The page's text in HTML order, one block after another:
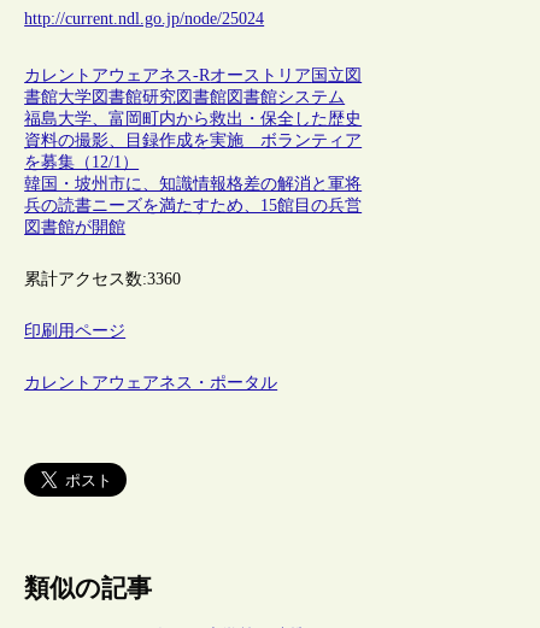
http://current.ndl.go.jp/node/25024
カレントアウェアネス-Rオーストリア 国立図
書館大学図書館研究図書館図書館システム
福島大学、富岡町内から救出・保全した歴史
資料の撮影、目録作成を実施 ボランティア
を募集（12/1）
韓国・坡州市に、知識情報格差の解消と軍将
兵の読書ニーズを満たすため、15館目の兵営
図書館が開館
累計アクセス数:3360
印刷用ページ
カレントアウェアネス・ポータル
類似の記事